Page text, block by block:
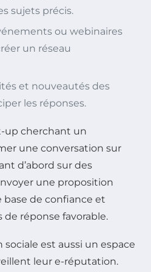
sujets précis.
ou webinaires
un réseau
et nouveautés des
les réponses.
up cherchant un
une conversation sur
d’abord sur des
une proposition
base de confiance et
réponse favorable.
est aussi un espace
leur e-réputation.